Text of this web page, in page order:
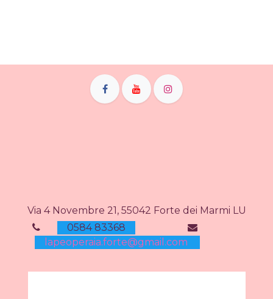
Via 4 Novembre 21, 55042 Forte dei Marmi LU
0584 83368
lapeoperaia.forte@gmail.com